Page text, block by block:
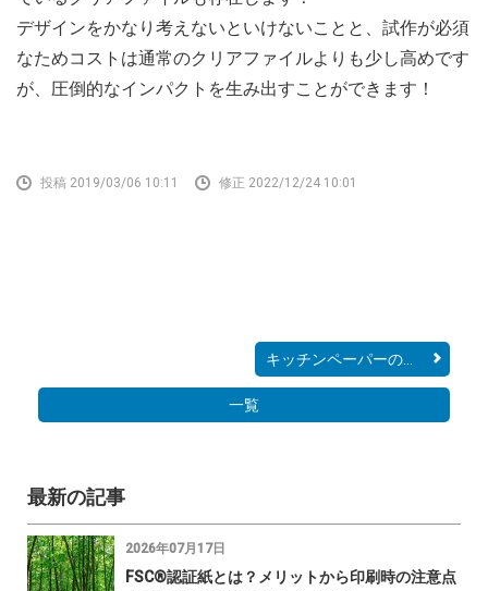
デザインをかなり考えないといけないことと、試作が必須
なためコストは通常のクリアファイルよりも少し高めです
が、圧倒的なインパクトを生み出すことができます！
投稿 2019/03/06 10:11 修正 2022/12/24 10:01
一覧
最新の記事
2026年07月17日
FSC®認証紙とは？メリットから印刷時の注意点